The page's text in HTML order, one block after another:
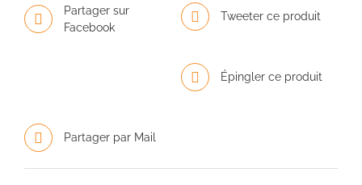
Partager sur
Facebook
Tweeter ce produit
Épingler ce produit
Partager par Mail